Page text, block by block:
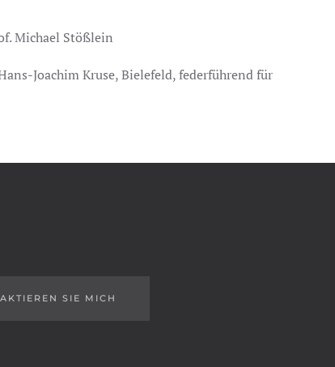
Michael Stößlein
Joachim Kruse, Bielefeld, federführend für
SIE MICH